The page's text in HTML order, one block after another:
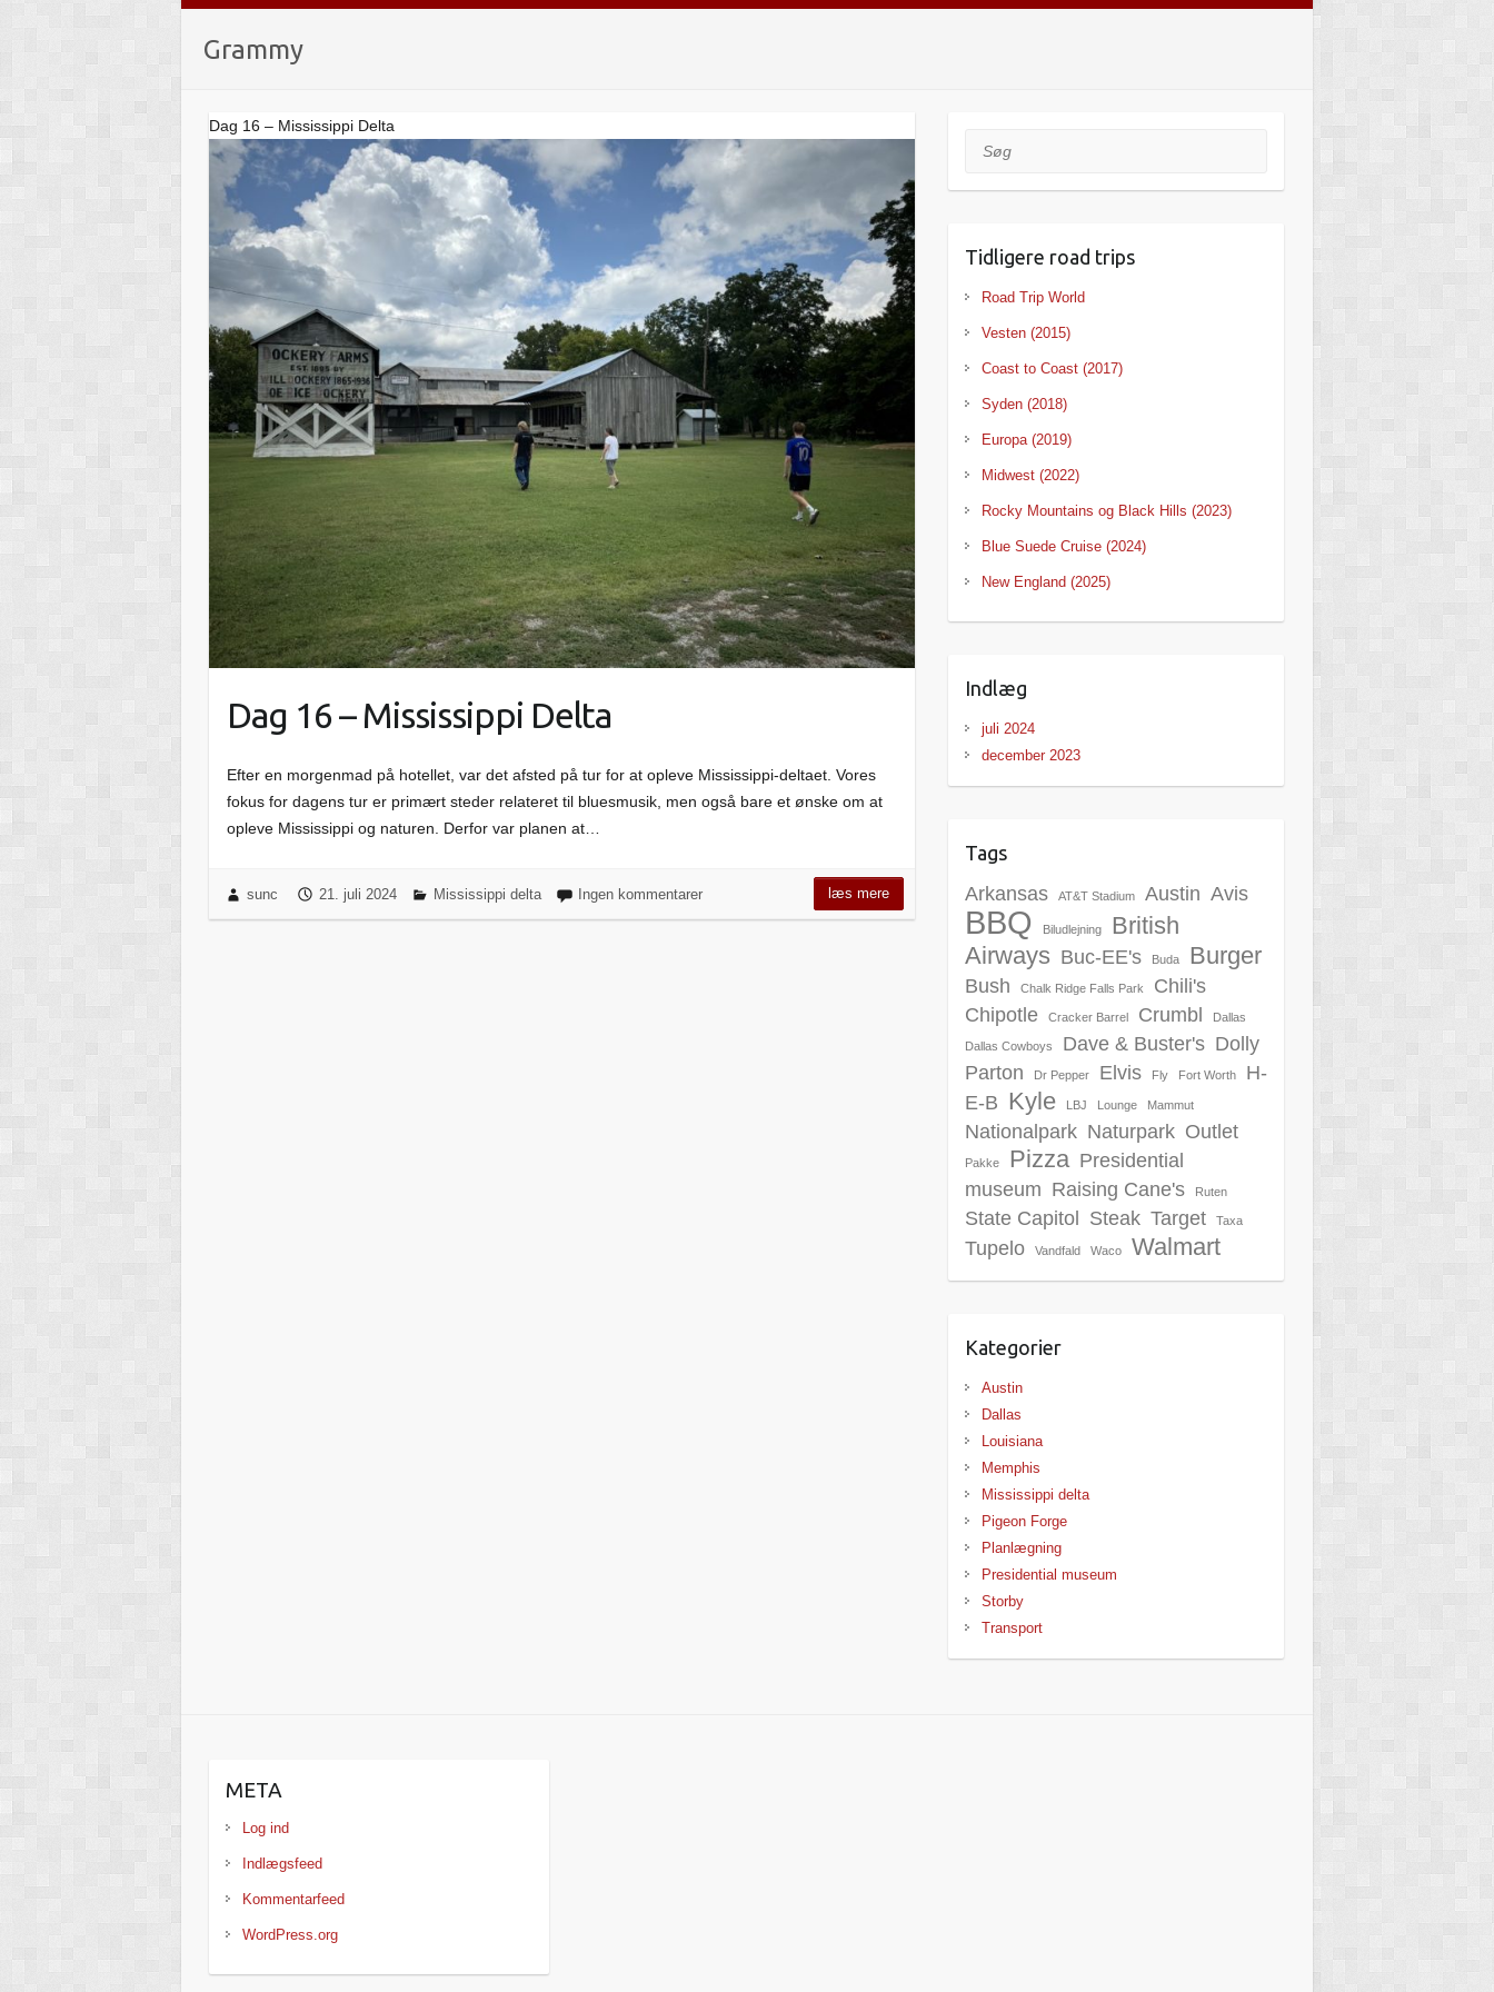
Grammy
Dag 16 – Mississippi Delta
Dag 16 – Mississippi Delta
Efter en morgenmad på hotellet, var det afsted på tur for at opleve Mississippi-deltaet. Vores
fokus for dagens tur er primært steder relateret til bluesmusik, men også bare et ønske om at
opleve Mississippi og naturen. Derfor var planen at…
sunc 21. juli 2024 Mississippi delta Ingen kommentarer læs mere
Søg
Tidligere road trips
Road Trip World
Vesten (2015)
Coast to Coast (2017)
Syden (2018)
Europa (2019)
Midwest (2022)
Rocky Mountains og Black Hills (2023)
Blue Suede Cruise (2024)
New England (2025)
Indlæg
juli 2024
december 2023
Tags
Arkansas
AT&T Stadium Austin Avis
BBQ Biludlejning
British
Airways Buc-EE's Buda Burger
Bush Chalk Ridge Falls Park
Chili's
Chipotle
Cracker Barrel Crumbl Dallas
Dallas Cowboys Dave & Buster's Dolly
Parton
Dr Pepper Elvis Fly Fort Worth
H-
E-B Kyle LBJ Lounge Mammut
Nationalpark Naturpark Outlet
Pakke Pizza Presidential
museum Raising Cane's Ruten
State Capitol Steak Target Taxa
Tupelo Vandfald Waco Walmart
Kategorier
Austin
Dallas
Louisiana
Memphis
Mississippi delta
Pigeon Forge
Planlægning
Presidential museum
Storby
Transport
META
Log ind
Indlægsfeed
Kommentarfeed
WordPress.org